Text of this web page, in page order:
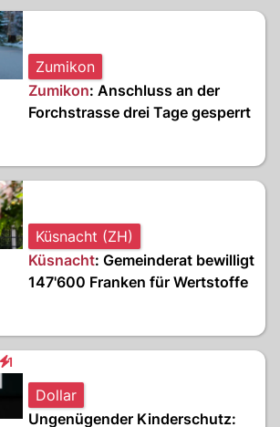
Zumikon
Zumikon: Anschluss an der
Forchstrasse drei Tage gesperrt
Küsnacht (ZH)
Küsnacht: Gemeinderat bewilligt
147'600 Franken für Wertstoffe
1
Interaktionen
Dollar
Ungenügender Kinderschutz: